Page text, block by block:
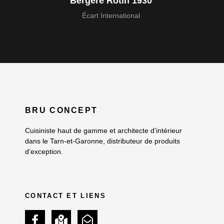
Écart International
BRU CONCEPT
Cuisiniste haut de gamme et architecte d’intérieur
dans le Tarn-et-Garonne, distributeur de produits
d’exception.
CONTACT ET LIENS